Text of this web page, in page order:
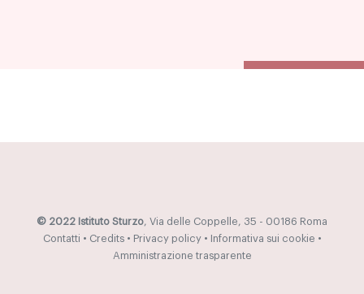
© 2022 Istituto Sturzo, Via delle Coppelle, 35 - 00186 Roma
Contatti • Credits• Privacy policy• Informativa sui cookie •
Amministrazione trasparente